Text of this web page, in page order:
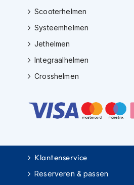
motorbroeken
Cargo
motorbroeken
Motorjeans
Motorpakken
motorpak
Dames
Eendelig
motorpak
Tweedelig
Scooterhelmen
Systeemhelmen
Jethelmen
Integraalhelmen
Crosshelmen
Klantenservice
Reserveren & passen